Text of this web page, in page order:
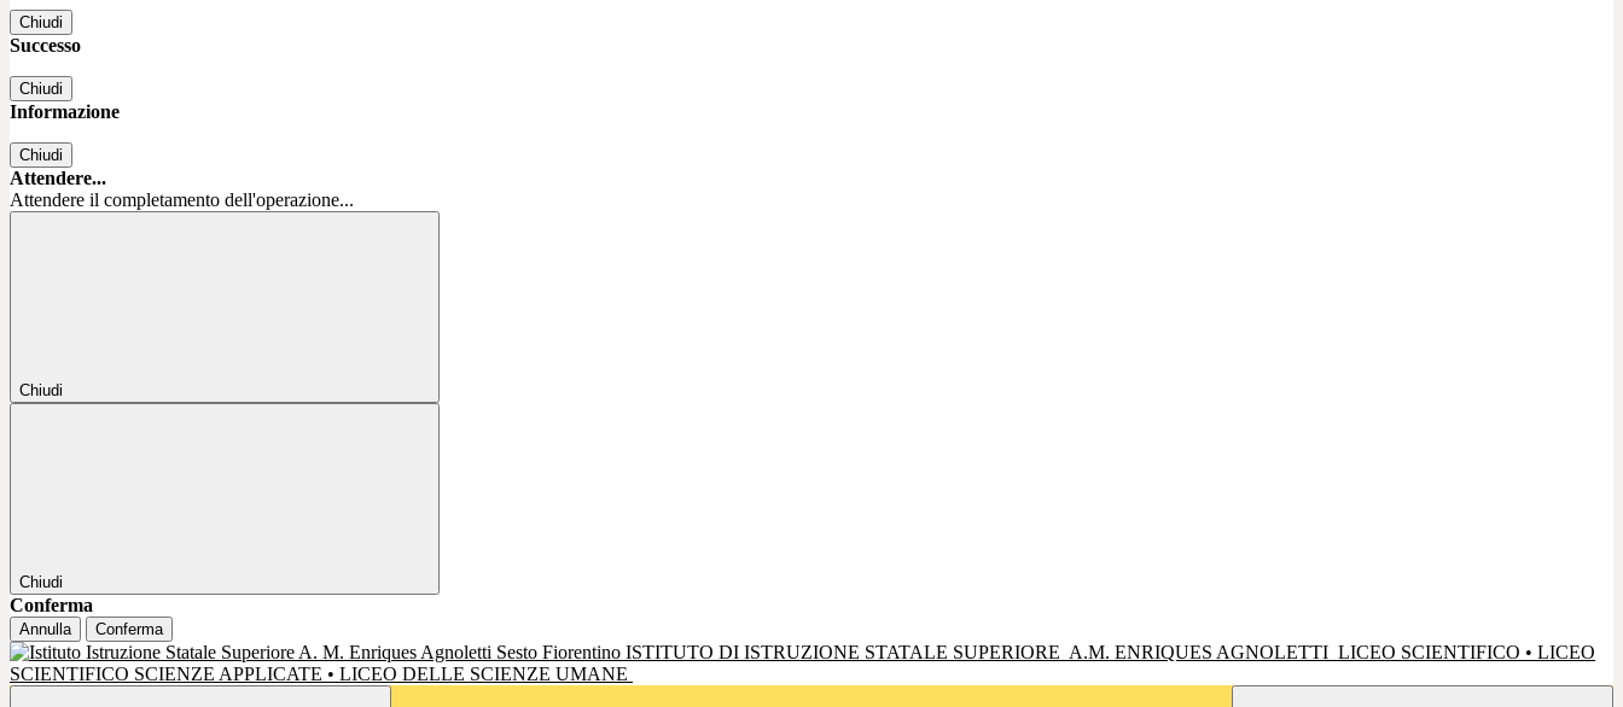
Chiudi
Successo
Chiudi
Informazione
Chiudi
Attendere...
Attendere il completamento dell'operazione...
Chiudi
Chiudi
Conferma
Annulla Conferma
ISTITUTO DI ISTRUZIONE STATALE SUPERIORE A.M. ENRIQUES AGNOLETTI LICEO SCIENTIFICO • LICEO
SCIENTIFICO SCIENZE APPLICATE • LICEO DELLE SCIENZE UMANE